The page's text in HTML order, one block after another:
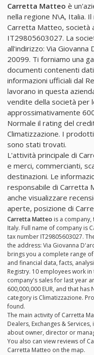
Carretta Matteo è
nella regione N\A, Italia.
Carretta Matteo, società
IT29805603027. La
all'indirizzo: Via Giovanna
20099. Ti forniamo una
documenti contenenti
informazioni ufficiali dal
lavorano in questa
vendite della società per
approssimativamente
Normale il rating del
Climatizzazione. I
sono stati trovati.
L'attività principale di
e merci, commercianti,
destinazioni. Le
responsabile di Carretta
anche visualizzare
aperte, posizione di
Carretta Matteo is a
Italy. Full name of company is
tax number IT29805603027.
the address: Via Giovanna
brings you a complete range
and financial data, facts,
Registry. 10 employees work in
company's sales for last year
600,000,000 EUR, and that
category is Climatizzazione.
found.
The main activity of Carretta
Dealers, Exchanges &
about owner, director or
You also can view reviews of
Carretta Matteo on the map.